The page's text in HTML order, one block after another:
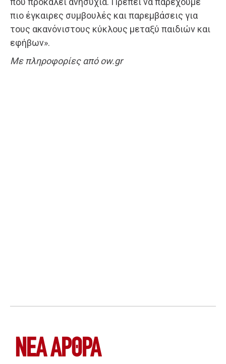
πιο έγκαιρες συμβουλές και παρεμβάσεις για
τους ακανόνιστους κύκλους μεταξύ παιδιών και
εφήβων».
Με πληροφορίες από ow.gr
ΝΕΑ ΆΡΘΡΑ